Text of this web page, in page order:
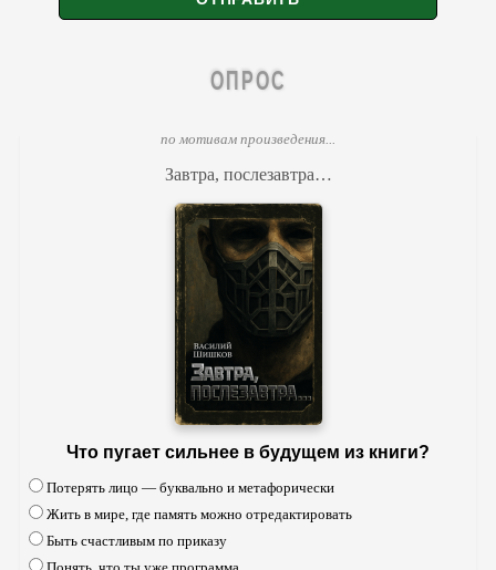
ОПРОС
по мотивам произведения...
Завтра, послезавтра…
Что пугает сильнее в будущем из книги?
Потерять лицо — буквально и метафорически
Жить в мире, где память можно отредактировать
Быть счастливым по приказу